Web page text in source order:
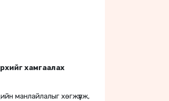
хамгаалах
манлайлалыг хөгжүүлж,